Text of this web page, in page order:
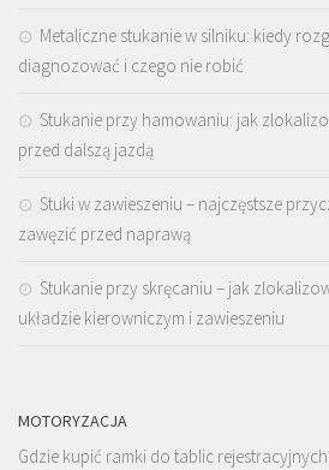
Metaliczne stukanie w silniku: kiedy
diagnozować i czego nie robić
Stukanie przy hamowaniu: jak
przed dalszą jazdą
Stuki w zawieszeniu – najczęstsze
zawęzić przed naprawą
Stukanie przy skręcaniu – jak
układzie kierowniczym i zawieszeniu
MOTORYZACJA
Gdzie kupić ramki do tablic